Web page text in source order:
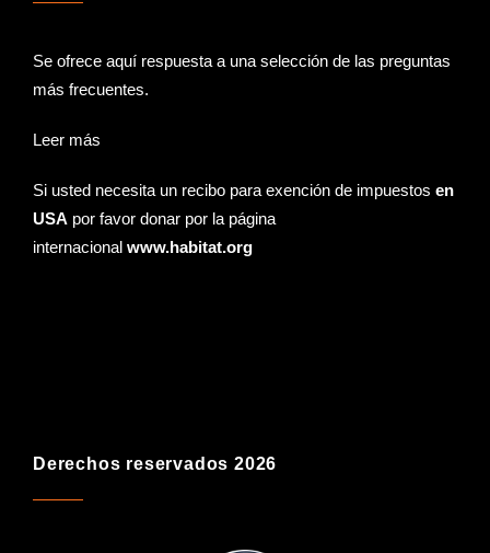
Se ofrece aquí respuesta a una selección de las preguntas
más frecuentes.
Leer más
Si usted necesita un recibo para exención de impuestos en
USA por favor donar por la página
internacional www.habitat.org
Derechos reservados 2026